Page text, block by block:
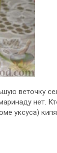
веточку
нет.
уксуса)